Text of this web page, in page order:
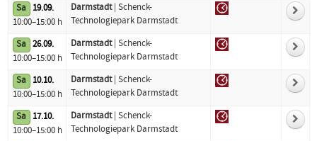
Sa 19.09.
10:00–15:00 h
Darmstadt| Schenck-
Technologiepark Darmstadt
Sa 26.09.
10:00–15:00 h
Darmstadt| Schenck-
Technologiepark Darmstadt
Sa 10.10.
10:00–15:00 h
Darmstadt| Schenck-
Technologiepark Darmstadt
Sa 17.10.
10:00–15:00 h
Darmstadt| Schenck-
Technologiepark Darmstadt